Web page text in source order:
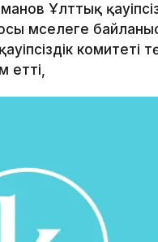
Ұлттық
мәселеге
комитеті
етті,